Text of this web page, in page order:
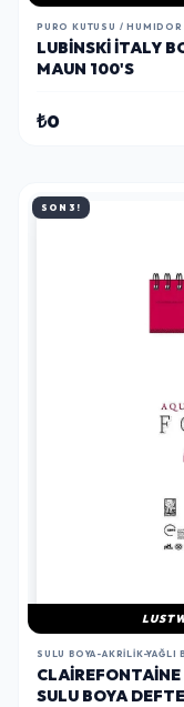
PURO KUTUSU / HUMIDOR
LUBINSKI İTALY
MAUN 100'S
₺0
SON 3!
SULU BOYA-AKRILIK-YAĞLI
SULU BOYA